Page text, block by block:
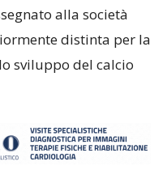
alla società
distinta per la
sviluppo del calcio